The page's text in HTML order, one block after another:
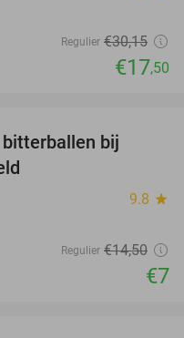
Regulier €30,15
€17,50
bij
9.8 star
Regulier €14,50
€7